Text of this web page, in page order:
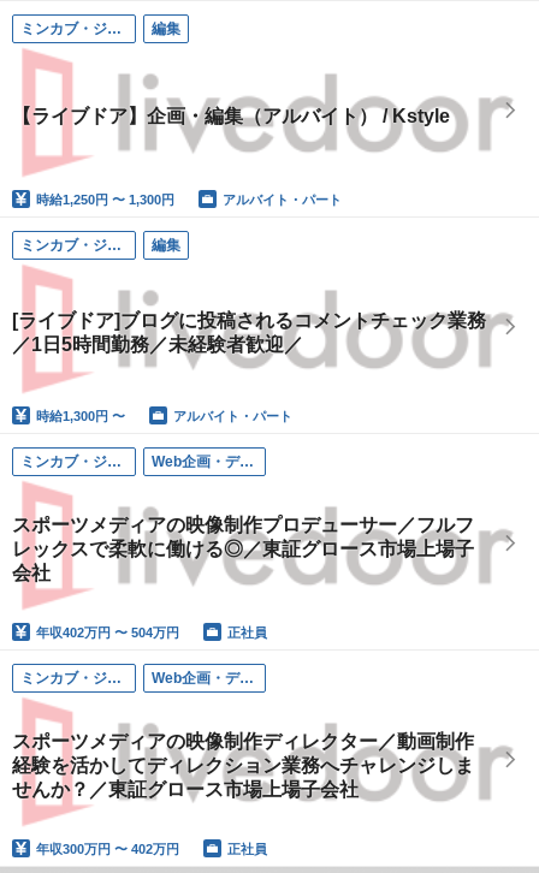
ミンカブ・ジ・インフォノイド（ライブドア） 編集
【ライブドア】企画・編集（アルバイト） / Kstyle
時給1,250円 〜 1,300円 アルバイト・パート
ミンカブ・ジ・インフォノイド（ライブドア） 編集
[ライブドア]ブログに投稿されるコメントチェック業務
／1日5時間勤務／未経験者歓迎／
時給1,300円 〜 アルバイト・パート
ミンカブ・ジ・インフォノイド（ライブドア スポーツ事業本部） Web企画・ディレクション
スポーツメディアの映像制作プロデューサー／フルフ
レックスで柔軟に働ける◎／東証グロース市場上場子
会社
年収402万円 〜 504万円 正社員
ミンカブ・ジ・インフォノイド（ライブドア スポーツ事業本部） Web企画・ディレクション
スポーツメディアの映像制作ディレクター／動画制作
経験を活かしてディレクション業務へチャレンジしま
せんか？／東証グロース市場上場子会社
年収300万円 〜 402万円 正社員